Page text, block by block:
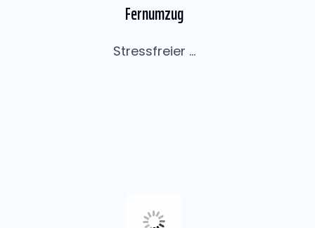
Fernumzug
Stressfreier ...